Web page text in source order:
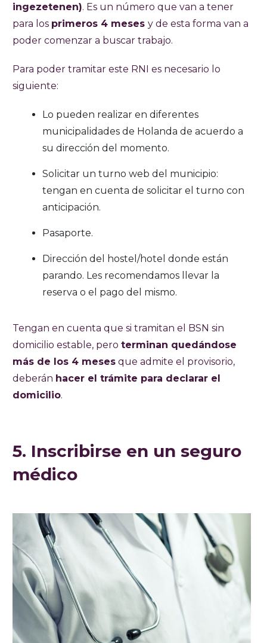
ingezetenen). Es un número que van a tener
para los primeros 4 meses y de esta forma van a
poder comenzar a buscar trabajo.
Para poder tramitar este RNI es necesario lo
siguiente:
Lo pueden realizar en diferentes
municipalidades de Holanda de acuerdo a
su dirección del momento.
Solicitar un turno web del municipio:
tengan en cuenta de solicitar el turno con
anticipación.
Pasaporte.
Dirección del hostel/hotel donde están
parando. Les recomendamos llevar la
reserva o el pago del mismo.
Tengan en cuenta que si tramitan el BSN sin
domicilio estable, pero terminan quedándose
más de los 4 meses que admite el provisorio,
deberán hacer el trámite para declarar el
domicilio.
5. Inscribirse en un seguro
médico